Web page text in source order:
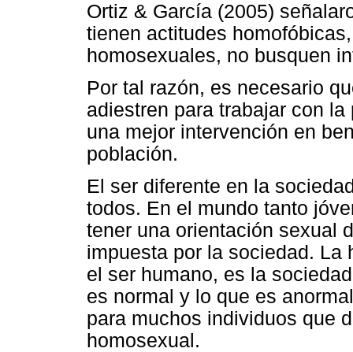
Ortiz & García (2005)
tienen actitudes
homosexuales, no busquen
Por tal razón, es necesario
adiestren para trabajar con
una mejor intervención en
población.
El ser diferente en la
todos. En el mundo tanto
tener una orientación sexual
impuesta por la sociedad. La
el ser humano, es la
es normal y lo que es
para muchos individuos que
homosexual.